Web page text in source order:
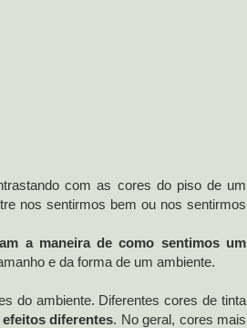
com as cores do piso de um
nos sentirmos bem ou nos sentirmos
a maneira de como sentimos um
e da forma de um ambiente.
do ambiente. Diferentes cores de tinta
diferentes. No geral, cores mais